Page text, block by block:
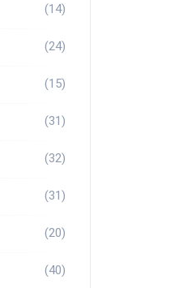
(14)
(24)
(15)
(31)
(32)
(31)
(20)
(40)